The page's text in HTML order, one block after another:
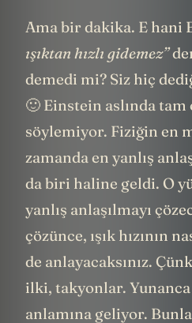
Ama bir dakika. E hani
ışıktan hızlı gidemez”
demedi mi? Siz hiç
🙂 Einstein aslında
söylemiyor. Fiziğin en
zamanda en yanlış
da biri haline geldi. O
yanlış anlaşılmayı
çözünce, ışık hızının
de anlayacaksınız.
ilki, takyonlar. Yunanca